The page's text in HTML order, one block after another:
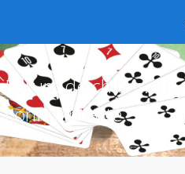
Forum de chibre.ch
confidentialité